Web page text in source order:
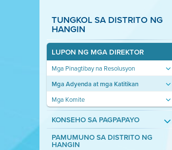
TUNGKOL SA DISTRITO NG
HANGIN
LUPON NG MGA DIREKTOR
Mga Pinagtibay na Resolusyon
Mga Adyenda at mga Katitikan
Mga Komite
KONSEHO SA PAGPAPAYO
PAMUMUNO SA DISTRITO NG
HANGIN